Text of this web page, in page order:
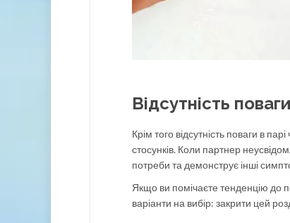
Відсутність
Крім того відсутність поваги в
стосунків. Коли партнер
потреби та демонструє інші
Якщо ви помічаєте тенденцію до
варіанти на вибір: закрити цей